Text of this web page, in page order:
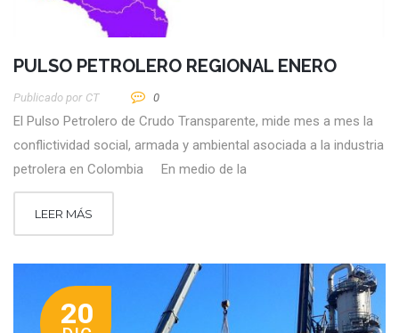
PULSO PETROLERO REGIONAL ENERO
Publicado por CT 0
El Pulso Petrolero de Crudo Transparente, mide mes a mes la
conflictividad social, armada y ambiental asociada a la industria
petrolera en Colombia En medio de la
LEER MÁS
20